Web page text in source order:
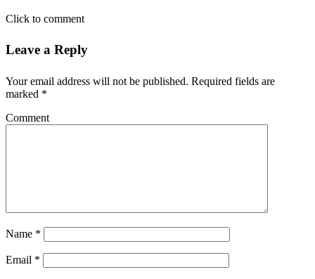
Click to comment
Leave a Reply
Your email address will not be published. Required fields are
marked *
Comment
Name *
Email *